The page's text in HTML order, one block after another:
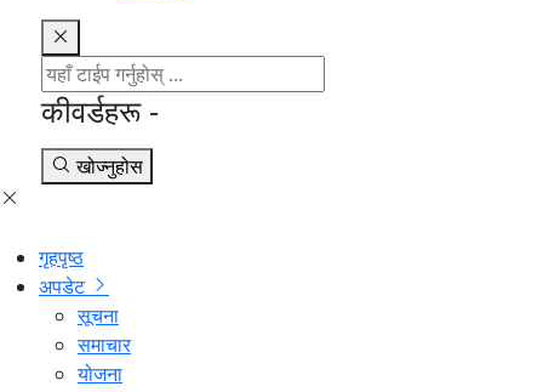
कीवर्डहरू -
खोज्नुहोस
गृहपृष्ठ
अपडेट
सूचना
समाचार
योजना